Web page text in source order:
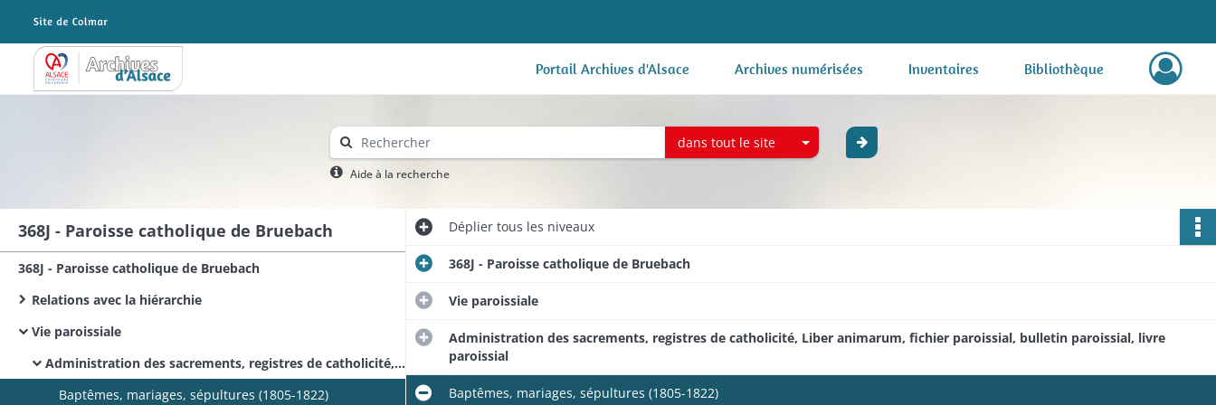
Archives Alsace - Colmar Portail Archives d'Alsace Archives numérisées Inventaires Bibliothèque
dans tout le site
Aide à la recherche
368J - Paroisse catholique de Bruebach
368J - Paroisse catholique de Bruebach
Relations avec la hiérarchie
Vie paroissiale
Administration des sacrements, registres de catholicité, Liber animarum, fichier paroissial, bulletin paroissial, livre paroissial
Baptêmes, mariages, sépultures (1805-1822​)
Dépliertous les niveaux
368J - Paroisse catholique de Bruebach
Vie paroissiale
Administration des sacrements, registres de catholicité, Liber animarum, fichier paroissial, bulletin paroissial, livre
paroissial
Baptêmes, mariages, sépultures (1805-1822​)